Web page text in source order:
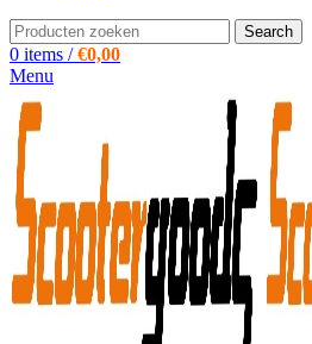
Search
0 items / €0,00
Menu